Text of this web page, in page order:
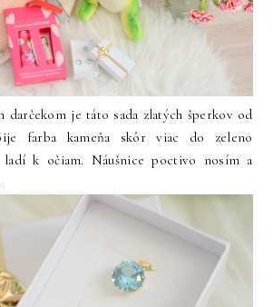
darčekom je táto sada zlatých šperkov od
farba kameňa skôr viac do zeleno
k očiam. Náušnice poctivo nosím a